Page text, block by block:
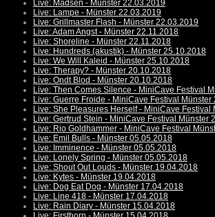
Live: Madsen - Münster 22.03.2019
Live: Lampe - Münster 22.03.2019
Live: Grillmaster Flash - Münster 22.03.2019
Live: Adam Angst - Münster 22.11.2018
Live: Shoreline - Münster 22.11.2018
Live: Hundreds (akustik) - Münster 25.10.2018
Live: We Will Kaleid - Münster 25.10.2018
Live: Therapy? - Münster 20.10.2018
Live: Ondt Blod - Münster 20.10.2018
Live: Then Comes Silence - MiniCave Festival
Live: Guerre Froide - MiniCave Festival Münster
Live: She Pleasures Herself - MiniCave Festival
Live: Gertrud Stein - MiniCave Festival Münster
Live: Rio Goldhammer - MiniCave Festival
Live: Emil Bulls - Münster 05.05.2018
Live: Imminence - Münster 05.05.2018
Live: Lonely Spring - Münster 05.05.2018
Live: Shout Out Louds - Münster 19.04.2018
Live: Kytes - Münster 19.04.2018
Live: Dog Eat Dog - Münster 17.04.2018
Live: Line 418 - Münster 17.04.2018
Live: Rain Diary - Münster 15.04.2018